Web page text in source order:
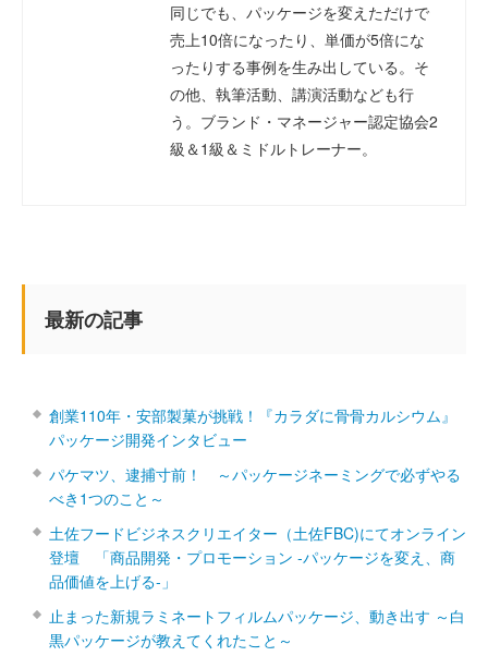
同じでも、パッケージを変えただけで
売上10倍になったり、単価が5倍にな
ったりする事例を生み出している。そ
の他、執筆活動、講演活動なども行
う。ブランド・マネージャー認定協会2
級＆1級＆ミドルトレーナー。
最新の記事
創業110年・安部製菓が挑戦！『カラダに骨骨カルシウム』
パッケージ開発インタビュー
パケマツ、逮捕寸前！ ～パッケージネーミングで必ずやる
べき1つのこと～
土佐フードビジネスクリエイター（土佐FBC)にてオンライン
登壇 「商品開発・プロモーション ‐パッケージを変え、商
品価値を上げる‐」
止まった新規ラミネートフィルムパッケージ、動き出す ～白
黒パッケージが教えてくれたこと～